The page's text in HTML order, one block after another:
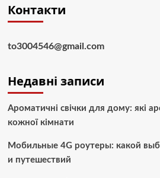
Контакти
to3004546@gmail.com
Недавні записи
Ароматичні свічки для дому: які
кожної кімнати
Мобильные 4G роутеры: какой
и путешествий